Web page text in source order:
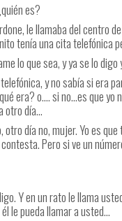
es?
le llamaba del centro
tenía una cita
lo que sea, y ya se lo digo
y no sabía si era
era? o…. si no…es que
otro día…
otro día no, mujer. Yo es
Pero si ve un
Y en un rato le llama
le pueda llamar a usted…